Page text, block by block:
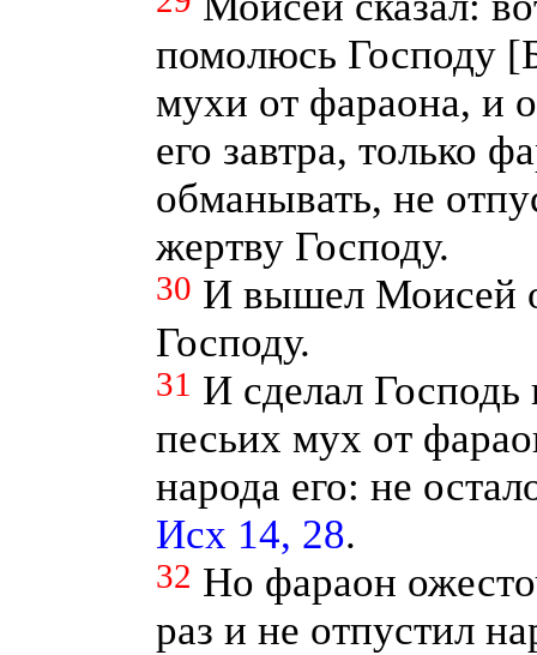
помолюсь Господу
мухи от фараона, и
его завтра, только
обманывать, не
жертву Господу.
30 И вышел Моисей
Господу.
31 И сделал
песьих мух от
народа его: не
Исх 14, 28.
32 Но фараон
раз и не отпустил